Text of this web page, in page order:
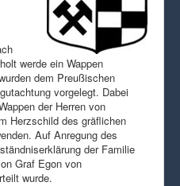
werde ein Wappen
dem Preußischen
vorgelegt. Dabei
der Herren von
Herzschild des gräflichen
Auf Anregung des
der Familie
Graf Egon von
wurde.